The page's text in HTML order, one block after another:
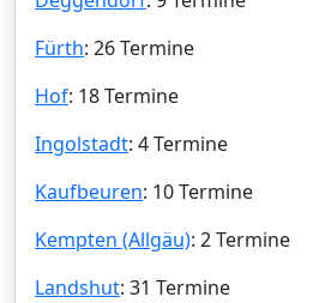
Fürth: 26 Termine
Hof: 18 Termine
Ingolstadt: 4 Termine
Kaufbeuren: 10 Termine
Kempten (Allgäu): 2 Termine
Landshut: 31 Termine